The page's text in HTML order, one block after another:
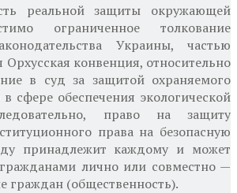
реальной защиты окружающей
ограниченное толкование
Украины, частью
Орхусская конвенция, относительно
в суд за защитой охраняемого
сфере обеспечения экологической
право на защиту
права на безопасную
принадлежит каждому и может
гражданами лично или совместно —
граждан (общественность).